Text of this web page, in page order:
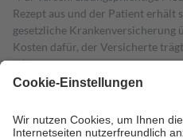
Rezept aus und der Patient erhält
gesetzliche Krankenversicherung
Kosten dafür, der Versicherte
mit.
Grundsätzlich leisten Mitglieder
höchstens zehn Euro.
Es sind
Kosten der Leistung zu entrichten.